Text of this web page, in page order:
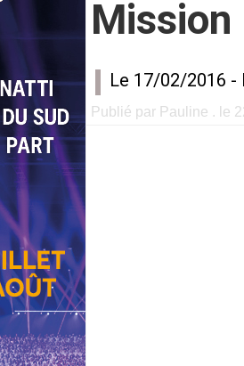
Mission
Le 17/02/2016 -
Publié par Pauline . le